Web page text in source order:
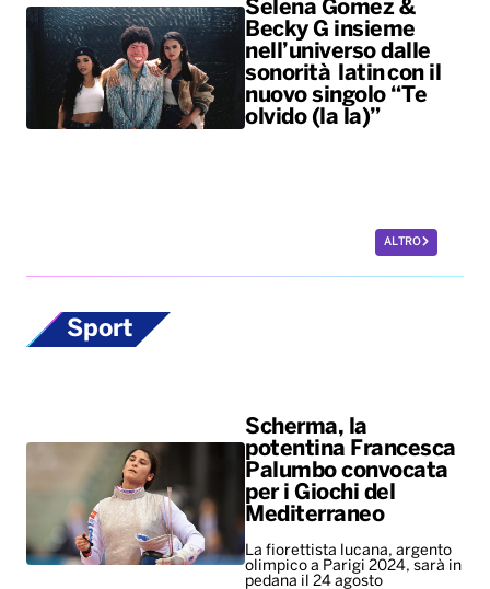
Selena Gomez &
Becky G insieme
nell’universo dalle
sonorità latin con il
nuovo singolo “Te
olvido (la la)”
ALTRO
Sport
Scherma, la
potentina Francesca
Palumbo convocata
per i Giochi del
Mediterraneo
La fiorettista lucana, argento
olimpico a Parigi 2024, sarà in
pedana il 24 agosto